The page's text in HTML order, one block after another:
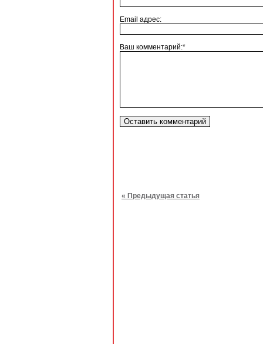
Email адрес:
Ваш комментарий:*
« Предыдущая статья